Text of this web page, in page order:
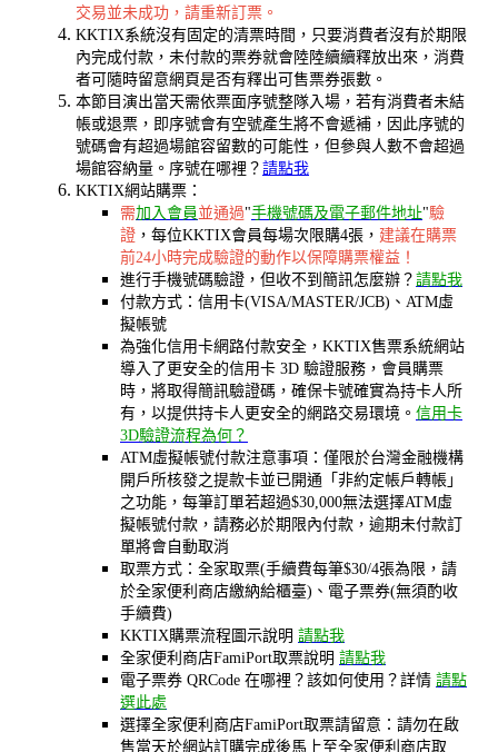
交易並未成功，請重新訂票。
KKTIX系統沒有固定的清票時間，只要消費者沒有於期限
內完成付款，未付款的票券就會陸陸續續釋放出來，消費
者可隨時留意網頁是否有釋出可售票券張數。
本節目演出當天需依票面序號整隊入場，若有消費者未結
帳或退票，即序號會有空號產生將不會遞補，因此序號的
號碼會有超過場館容留數的可能性，但參與人數不會超過
場館容納量。序號在哪裡？ 請點我
KKTIX網站購票：
需加入會員 並通過"手機號碼及電子郵件地址"驗
證 ，每位KKTIX會員每場次限購4張， 建議在購票
前24小時完成驗證的動作以保障購票權益！
進行手機號碼驗證，但收不到簡訊怎麼辦？ 請點我
付款方式：信用卡(VISA/MASTER/JCB)、ATM虛
擬帳號
為強化信用卡網路付款安全，KKTIX售票系統網站
導入了更安全的信用卡 3D 驗證服務，會員購票
時，將取得簡訊驗證碼，確保卡號確實為持卡人所
有，以提供持卡人更安全的網路交易環境。 信用卡
3D驗證流程為何？
ATM虛擬帳號付款注意事項：僅限於台灣金融機構
開戶所核發之提款卡並已開通「非約定帳戶轉帳」
之功能，每筆訂單若超過$30,000無法選擇ATM虛
擬帳號付款，請務必於期限內付款，逾期未付款訂
單將會自動取消
取票方式：全家取票(手續費每筆$30/4張為限，請
於全家便利商店繳納給櫃臺)、電子票券(無須酌收
手續費)
KKTIX購票流程圖示說明 請點我
全家便利商店FamiPort取票說明 請點我
電子票券 QRCode 在哪裡？該如何使用？詳情 請點
選此處
選擇全家便利商店FamiPort取票請留意：請勿在啟
售當天於網站訂購完成後馬上至全家便利商店取